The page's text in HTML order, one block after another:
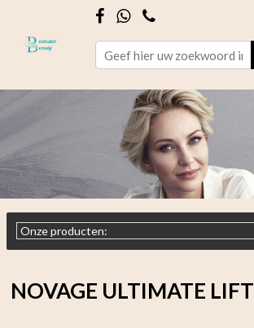
NOVAGE ULTIMATE LIFT